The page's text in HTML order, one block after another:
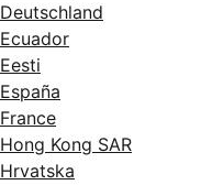
Deutschland
Ecuador
Eesti
España
France
Hong Kong SAR
Hrvatska